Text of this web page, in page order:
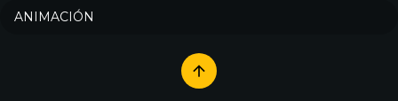
Música
Romance
ANIMACIÓN